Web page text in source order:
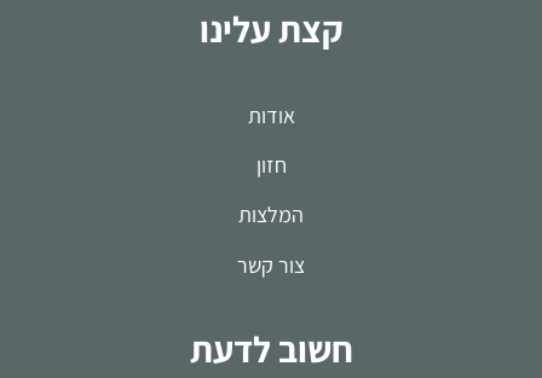
קצת עלינו
אודות
חזון
המלצות
צור קשר
חשוב לדעת